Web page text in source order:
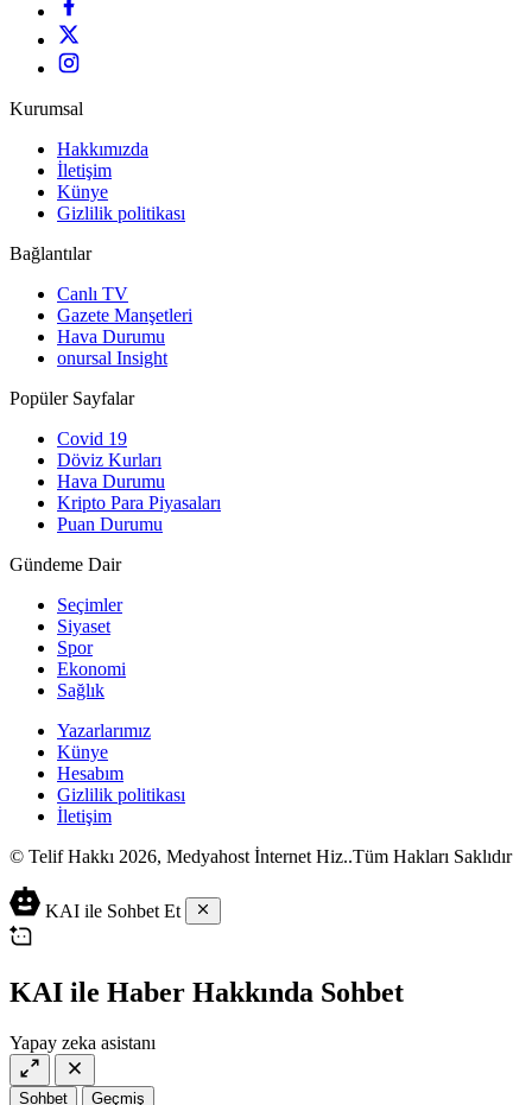
Kurumsal
Hakkımızda
İletişim
Künye
Gizlilik politikası
Bağlantılar
Canlı TV
Gazete Manşetleri
Hava Durumu
onursal Insight
Popüler Sayfalar
Covid 19
Döviz Kurları
Hava Durumu
Kripto Para Piyasaları
Puan Durumu
Gündeme Dair
Seçimler
Siyaset
Spor
Ekonomi
Sağlık
Yazarlarımız
Künye
Hesabım
Gizlilik politikası
İletişim
© Telif Hakkı 2026, Medyahost İnternet Hiz..Tüm Hakları Saklıdır
casino
siteleri
casino
2023
lordcasino
canlı
casino
siteleri
iyi
casino
vdcasino
vdcasino
giriş
ev
yapımı
salça
KAI ile Sohbet Et
KAI ile Haber Hakkında Sohbet
Yapay zeka asistanı
Sohbet Geçmiş